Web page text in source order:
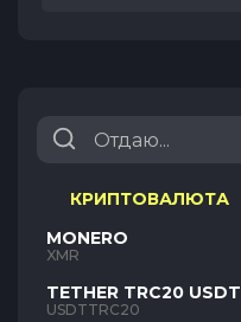
КРИПТОВАЛЮТА
MONERO
XMR
TETHER TRC20 USDT
USDTTRC20